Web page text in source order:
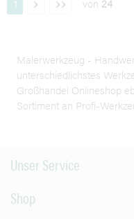
1 von 24
Malerwerkzeug -
unterschiedlichstes
Großhandel Onlineshop
Sortiment an Profi-
Unser Service
Shop